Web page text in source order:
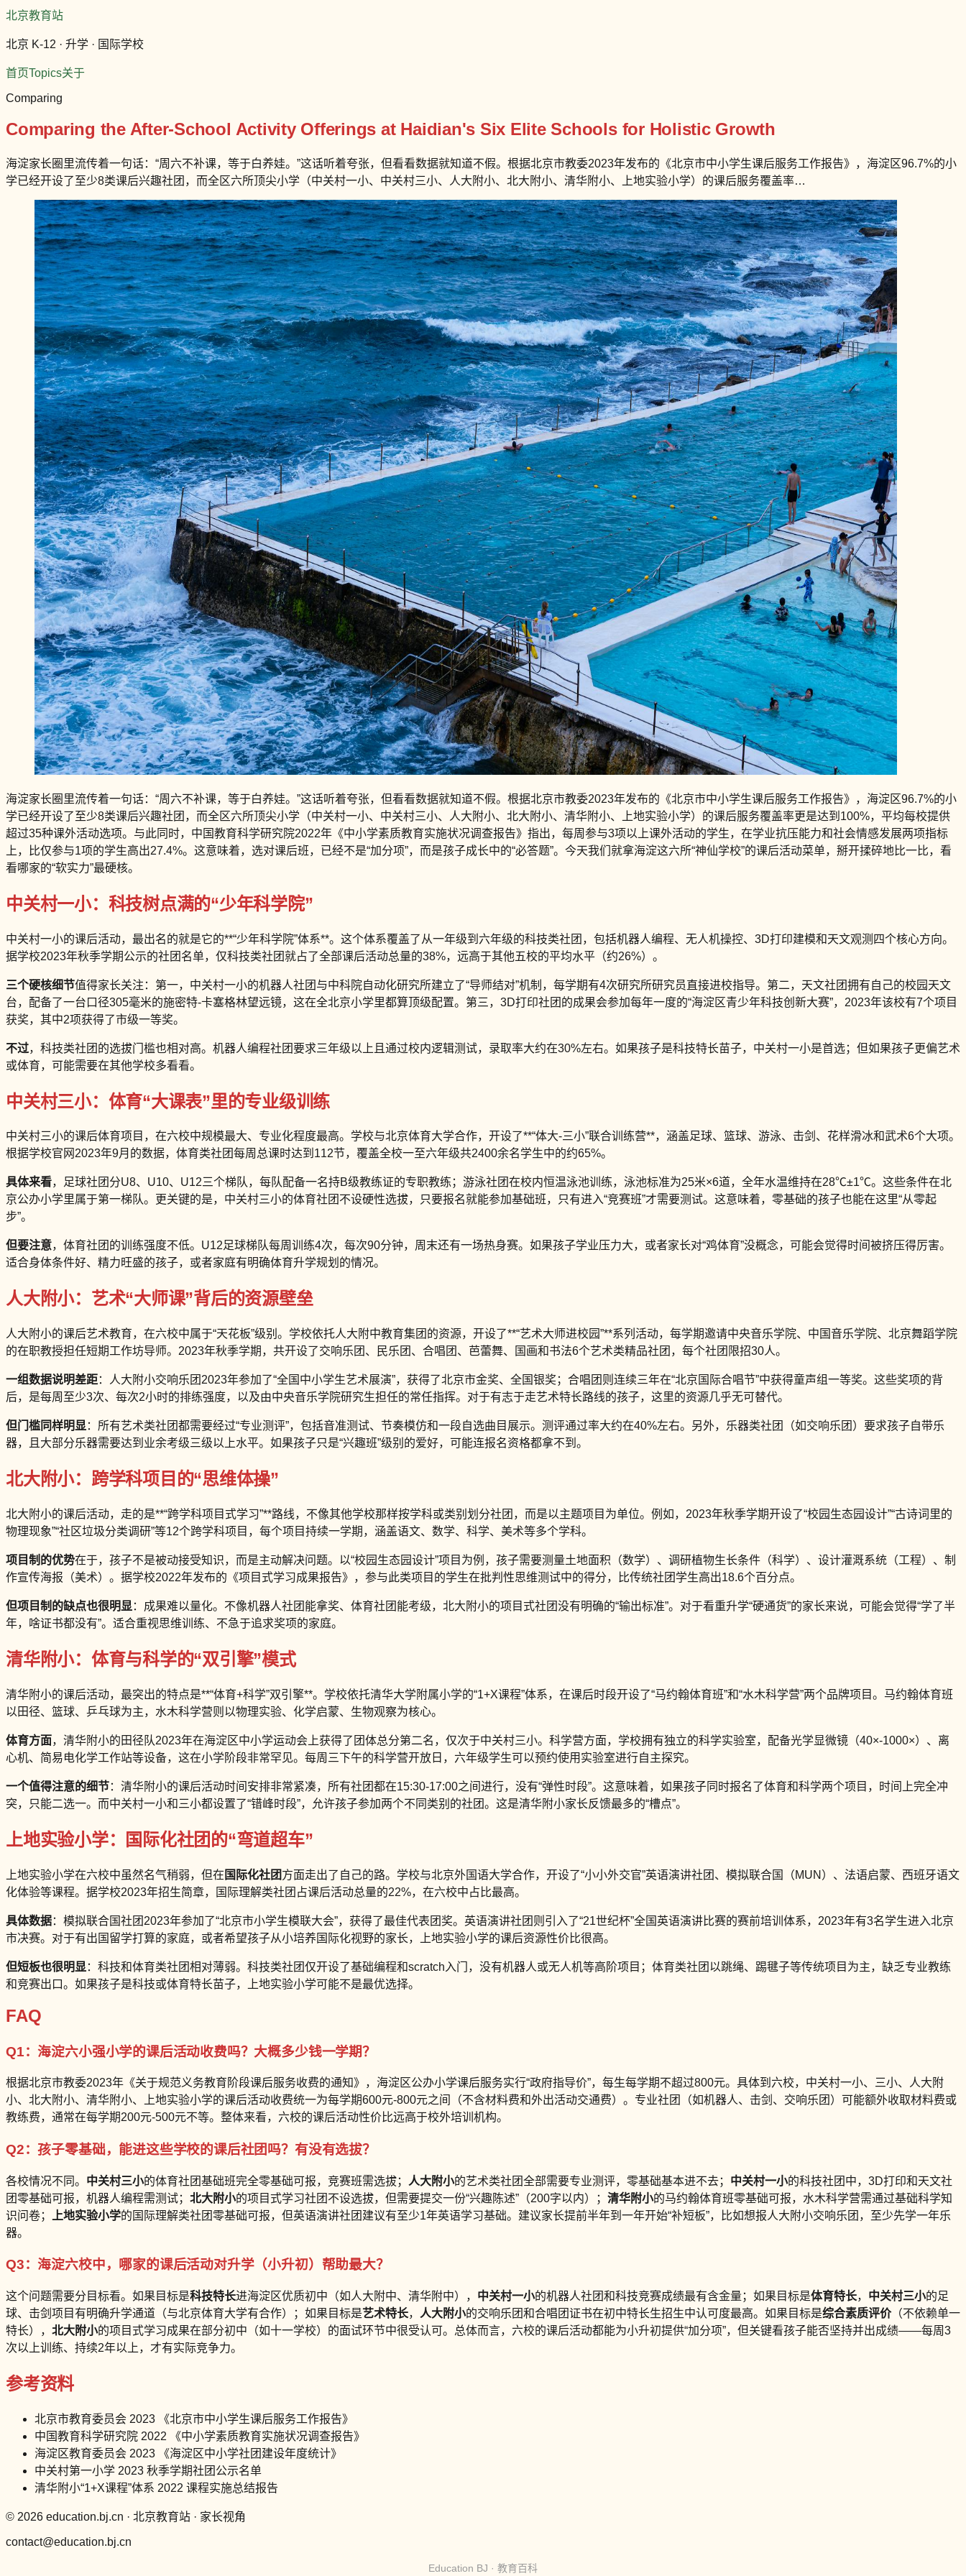
北京教育站
北京 K-12 · 升学 · 国际学校
首页Topics关于
Comparing
Comparing the After-School Activity Offerings at Haidian's Six Elite Schools for Holistic Growth
海淀家长圈里流传着一句话：“周六不补课，等于白养娃。”这话听着夸张，但看看数据就知道不假。根据北京市教委2023年发布的《北京市中小学生课后服务工作报告》，海淀区96.7%的小
学已经开设了至少8类课后兴趣社团，而全区六所顶尖小学（中关村一小、中关村三小、人大附小、北大附小、清华附小、上地实验小学）的课后服务覆盖率…
海淀家长圈里流传着一句话：“周六不补课，等于白养娃。”这话听着夸张，但看看数据就知道不假。根据北京市教委2023年发布的《北京市中小学生课后服务工作报告》，海淀区96.7%的小
学已经开设了至少8类课后兴趣社团，而全区六所顶尖小学（中关村一小、中关村三小、人大附小、北大附小、清华附小、上地实验小学）的课后服务覆盖率更是达到100%，平均每校提供
超过35种课外活动选项。与此同时，中国教育科学研究院2022年《中小学素质教育实施状况调查报告》指出，每周参与3项以上课外活动的学生，在学业抗压能力和社会情感发展两项指标
上，比仅参与1项的学生高出27.4%。这意味着，选对课后班，已经不是“加分项”，而是孩子成长中的“必答题”。今天我们就拿海淀这六所“神仙学校”的课后活动菜单，掰开揉碎地比一比，看
看哪家的“软实力”最硬核。
中关村一小：科技树点满的“少年科学院”
中关村一小的课后活动，最出名的就是它的**“少年科学院”体系**。这个体系覆盖了从一年级到六年级的科技类社团，包括机器人编程、无人机操控、3D打印建模和天文观测四个核心方向。
据学校2023年秋季学期公示的社团名单，仅科技类社团就占了全部课后活动总量的38%，远高于其他五校的平均水平（约26%）。
三个硬核细节值得家长关注：第一，中关村一小的机器人社团与中科院自动化研究所建立了“导师结对”机制，每学期有4次研究所研究员直接进校指导。第二，天文社团拥有自己的校园天文
台，配备了一台口径305毫米的施密特-卡塞格林望远镜，这在全北京小学里都算顶级配置。第三，3D打印社团的成果会参加每年一度的“海淀区青少年科技创新大赛”，2023年该校有7个项目
获奖，其中2项获得了市级一等奖。
不过，科技类社团的选拔门槛也相对高。机器人编程社团要求三年级以上且通过校内逻辑测试，录取率大约在30%左右。如果孩子是科技特长苗子，中关村一小是首选；但如果孩子更偏艺术
或体育，可能需要在其他学校多看看。
中关村三小：体育“大课表”里的专业级训练
中关村三小的课后体育项目，在六校中规模最大、专业化程度最高。学校与北京体育大学合作，开设了**“体大-三小”联合训练营**，涵盖足球、篮球、游泳、击剑、花样滑冰和武术6个大项。
根据学校官网2023年9月的数据，体育类社团每周总课时达到112节，覆盖全校一至六年级共2400余名学生中的约65%。
具体来看，足球社团分U8、U10、U12三个梯队，每队配备一名持B级教练证的专职教练；游泳社团在校内恒温泳池训练，泳池标准为25米×6道，全年水温维持在28℃±1℃。这些条件在北
京公办小学里属于第一梯队。更关键的是，中关村三小的体育社团不设硬性选拔，只要报名就能参加基础班，只有进入“竞赛班”才需要测试。这意味着，零基础的孩子也能在这里“从零起
步”。
但要注意，体育社团的训练强度不低。U12足球梯队每周训练4次，每次90分钟，周末还有一场热身赛。如果孩子学业压力大，或者家长对“鸡体育”没概念，可能会觉得时间被挤压得厉害。
适合身体条件好、精力旺盛的孩子，或者家庭有明确体育升学规划的情况。
人大附小：艺术“大师课”背后的资源壁垒
人大附小的课后艺术教育，在六校中属于“天花板”级别。学校依托人大附中教育集团的资源，开设了**“艺术大师进校园”**系列活动，每学期邀请中央音乐学院、中国音乐学院、北京舞蹈学院
的在职教授担任短期工作坊导师。2023年秋季学期，共开设了交响乐团、民乐团、合唱团、芭蕾舞、国画和书法6个艺术类精品社团，每个社团限招30人。
一组数据说明差距：人大附小交响乐团2023年参加了“全国中小学生艺术展演”，获得了北京市金奖、全国银奖；合唱团则连续三年在“北京国际合唱节”中获得童声组一等奖。这些奖项的背
后，是每周至少3次、每次2小时的排练强度，以及由中央音乐学院研究生担任的常任指挥。对于有志于走艺术特长路线的孩子，这里的资源几乎无可替代。
但门槛同样明显 ：所有艺术类社团都需要经过“专业测评”，包括音准测试、节奏模仿和一段自选曲目展示。测评通过率大约在40%左右。另外，乐器类社团（如交响乐团）要求孩子自带乐
器，且大部分乐器需要达到业余考级三级以上水平。如果孩子只是“兴趣班”级别的爱好，可能连报名资格都拿不到。
北大附小：跨学科项目的“思维体操”
北大附小的课后活动，走的是**“跨学科项目式学习”**路线，不像其他学校那样按学科或类别划分社团，而是以主题项目为单位。例如，2023年秋季学期开设了“校园生态园设计”“古诗词里的
物理现象”“社区垃圾分类调研”等12个跨学科项目，每个项目持续一学期，涵盖语文、数学、科学、美术等多个学科。
项目制的优势在于，孩子不是被动接受知识，而是主动解决问题。以“校园生态园设计”项目为例，孩子需要测量土地面积（数学）、调研植物生长条件（科学）、设计灌溉系统（工程）、制
作宣传海报（美术）。据学校2022年发布的《项目式学习成果报告》，参与此类项目的学生在批判性思维测试中的得分，比传统社团学生高出18.6个百分点。
但项目制的缺点也很明显 ：成果难以量化。不像机器人社团能拿奖、体育社团能考级，北大附小的项目式社团没有明确的“输出标准”。对于看重升学“硬通货”的家长来说，可能会觉得“学了半
年，啥证书都没有”。适合重视思维训练、不急于追求奖项的家庭。
清华附小：体育与科学的“双引擎”模式
清华附小的课后活动，最突出的特点是**“体育+科学”双引擎**。学校依托清华大学附属小学的“1+X课程”体系，在课后时段开设了“马约翰体育班”和“水木科学营”两个品牌项目。马约翰体育班
以田径、篮球、乒乓球为主，水木科学营则以物理实验、化学启蒙、生物观察为核心。
体育方面，清华附小的田径队2023年在海淀区中小学运动会上获得了团体总分第二名，仅次于中关村三小。科学营方面，学校拥有独立的科学实验室，配备光学显微镜（40×-1000×）、离
心机、简易电化学工作站等设备，这在小学阶段非常罕见。每周三下午的科学营开放日，六年级学生可以预约使用实验室进行自主探究。
一个值得注意的细节：清华附小的课后活动时间安排非常紧凑，所有社团都在15:30-17:00之间进行，没有“弹性时段”。这意味着，如果孩子同时报名了体育和科学两个项目，时间上完全冲
突，只能二选一。而中关村一小和三小都设置了“错峰时段”，允许孩子参加两个不同类别的社团。这是清华附小家长反馈最多的“槽点”。
上地实验小学：国际化社团的“弯道超车”
上地实验小学在六校中虽然名气稍弱，但在 国际化社团 方面走出了自己的路。学校与北京外国语大学合作，开设了“小小外交官”英语演讲社团、模拟联合国（MUN）、法语启蒙、西班牙语文
化体验等课程。据学校2023年招生简章，国际理解类社团占课后活动总量的22%，在六校中占比最高。
具体数据：模拟联合国社团2023年参加了“北京市小学生模联大会”，获得了最佳代表团奖。英语演讲社团则引入了“21世纪杯”全国英语演讲比赛的赛前培训体系，2023年有3名学生进入北京
市决赛。对于有出国留学打算的家庭，或者希望孩子从小培养国际化视野的家长，上地实验小学的课后资源性价比很高。
但短板也很明显 ：科技和体育类社团相对薄弱。科技类社团仅开设了基础编程和scratch入门，没有机器人或无人机等高阶项目；体育类社团以跳绳、踢毽子等传统项目为主，缺乏专业教练
和竞赛出口。如果孩子是科技或体育特长苗子，上地实验小学可能不是最优选择。
FAQ
Q1：海淀六小强小学的课后活动收费吗？大概多少钱一学期？
根据北京市教委2023年《关于规范义务教育阶段课后服务收费的通知》，海淀区公办小学课后服务实行“政府指导价”，每生每学期不超过800元。具体到六校，中关村一小、三小、人大附
小、北大附小、清华附小、上地实验小学的课后活动收费统一为每学期600元-800元之间（不含材料费和外出活动交通费）。专业社团（如机器人、击剑、交响乐团）可能额外收取材料费或
教练费，通常在每学期200元-500元不等。整体来看，六校的课后活动性价比远高于校外培训机构。
Q2：孩子零基础，能进这些学校的课后社团吗？有没有选拔？
各校情况不同。 中关村三小的体育社团基础班完全零基础可报，竞赛班需选拔； 人大附小的艺术类社团全部需要专业测评，零基础基本进不去； 中关村一小的科技社团中，3D打印和天文社
团零基础可报，机器人编程需测试； 北大附小的项目式学习社团不设选拔，但需要提交一份“兴趣陈述”（200字以内）； 清华附小的马约翰体育班零基础可报，水木科学营需通过基础科学知
识问卷；
上地实验小学的国际理解类社团零基础可报，但英语演讲社团建议有至少1年英语学习基础。建议家长提前半年到一年开始“补短板”，比如想报人大附小交响乐团，至少先学一年乐
器。
Q3：海淀六校中，哪家的课后活动对升学（小升初）帮助最大？
这个问题需要分目标看。如果目标是科技特长进海淀区优质初中（如人大附中、清华附中）， 中关村一小的机器人社团和科技竞赛成绩最有含金量；如果目标是体育特长， 中关村三小的足
球、击剑项目有明确升学通道（与北京体育大学有合作）；如果目标是艺术特长， 人大附小的交响乐团和合唱团证书在初中特长生招生中认可度最高。如果目标是综合素质评价（不依赖单一
特长）， 北大附小的项目式学习成果在部分初中（如十一学校）的面试环节中很受认可。总体而言，六校的课后活动都能为小升初提供“加分项”，但关键看孩子能否坚持并出成绩——每周3
次以上训练、持续2年以上，才有实际竞争力。
参考资料
北京市教育委员会 2023 《北京市中小学生课后服务工作报告》
中国教育科学研究院 2022 《中小学素质教育实施状况调查报告》
海淀区教育委员会 2023 《海淀区中小学社团建设年度统计》
中关村第一小学 2023 秋季学期社团公示名单
清华附小“1+X课程”体系 2022 课程实施总结报告
© 2026 education.bj.cn · 北京教育站 · 家长视角
contact@education.bj.cn
Education BJ · 教育百科